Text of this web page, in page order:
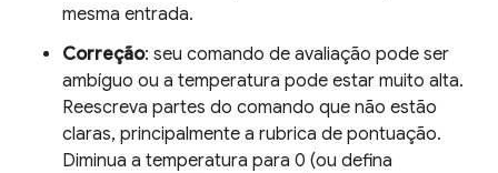
mesma entrada.
Correção: seu comando de avaliação pode ser
ambíguo ou a temperatura pode estar muito alta.
Reescreva partes do comando que não estão
claras, principalmente a rubrica de pontuação.
Diminua a temperatura para 0 (ou defina